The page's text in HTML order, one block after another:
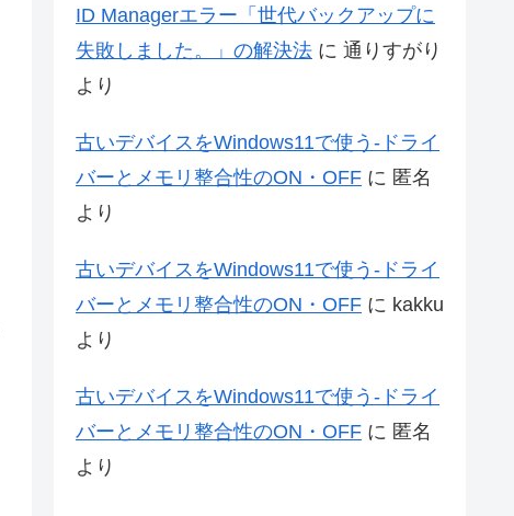
ID Managerエラー「世代バックアップに
失敗しました。」の解決法 に 通りすがり
より
古いデバイスをWindows11で使う-ドライ
バーとメモリ整合性のON・OFF に 匿名
より
古いデバイスをWindows11で使う-ドライ
バーとメモリ整合性のON・OFF に kakku
より
古いデバイスをWindows11で使う-ドライ
バーとメモリ整合性のON・OFF に 匿名
より